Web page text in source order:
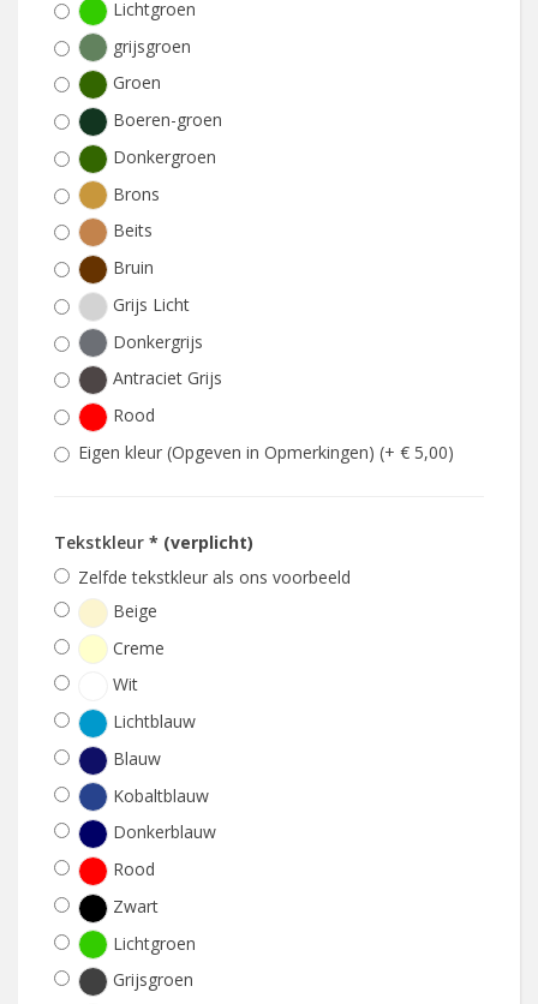
Lichtgroen
grijsgroen
Groen
Boeren-groen
Donkergroen
Brons
Beits
Bruin
Grijs Licht
Donkergrijs
Antraciet Grijs
Rood
Eigen kleur (Opgeven in Opmerkingen) (+ € 5,00)
Tekstkleur * (verplicht)
Zelfde tekstkleur als ons voorbeeld
Beige
Creme
Wit
Lichtblauw
Blauw
Kobaltblauw
Donkerblauw
Rood
Zwart
Lichtgroen
Grijsgroen